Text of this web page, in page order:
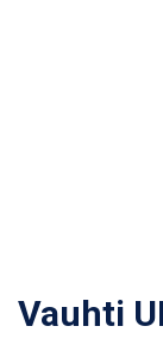
Vauhti